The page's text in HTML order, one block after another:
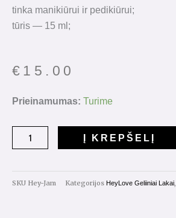
tinka manikiūrui ir pedikiūrui;
tūris — 15 ml;
€ 15.00
Prieinamumas: Turime
produkto
lakas
"Jam"
Į KREPŠELĮ
SKU Hey-Jam Kategorijos HeyLove Geliiniai Lakai,